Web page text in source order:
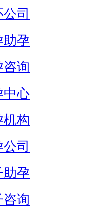
司
助孕
咨询
中心
机构
司
助孕
咨询